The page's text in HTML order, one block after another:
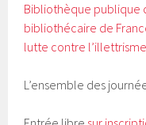
Bibliothèque publique
bibliothécaire de
lutte contre l’illettrisme
L’ensemble des